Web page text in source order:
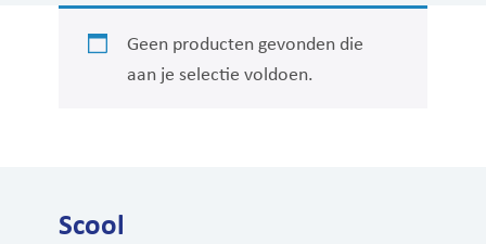
Geen producten gevonden die
aan je selectie voldoen.
Scool